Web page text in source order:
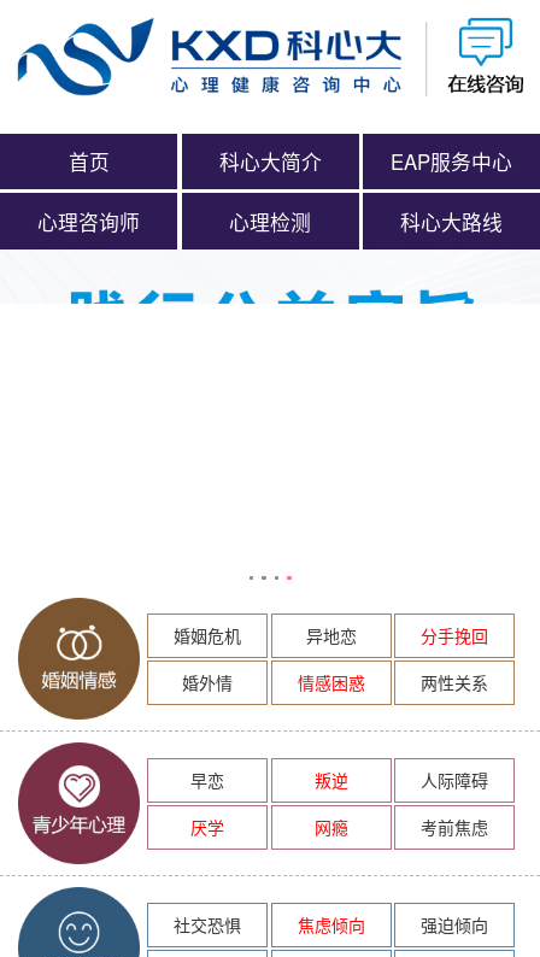
首页 科心大简介 EAP服务中心
心理咨询师 心理检测 科心大路线
婚姻危机 异地恋
分手挽回
婚外情
情感困惑 两性关系
早恋 叛逆
人际障碍
厌学
网瘾 考前焦虑
社交恐惧 焦虑倾向
强迫倾向